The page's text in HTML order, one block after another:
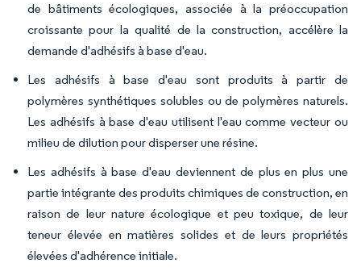
de bâtiments écologiques, associée à la préoccupation
croissante pour la qualité de la construction, accélère la
demande d'adhésifs à base d'eau.
Les adhésifs à base d'eau sont produits à partir de
polymères synthétiques solubles ou de polymères naturels.
Les adhésifs à base d'eau utilisent l'eau comme vecteur ou
milieu de dilution pour disperser une résine.
Les adhésifs à base d'eau deviennent de plus en plus une
partie intégrante des produits chimiques de construction, en
raison de leur nature écologique et peu toxique, de leur
teneur élevée en matières solides et de leurs propriétés
élevées d'adhérence initiale.